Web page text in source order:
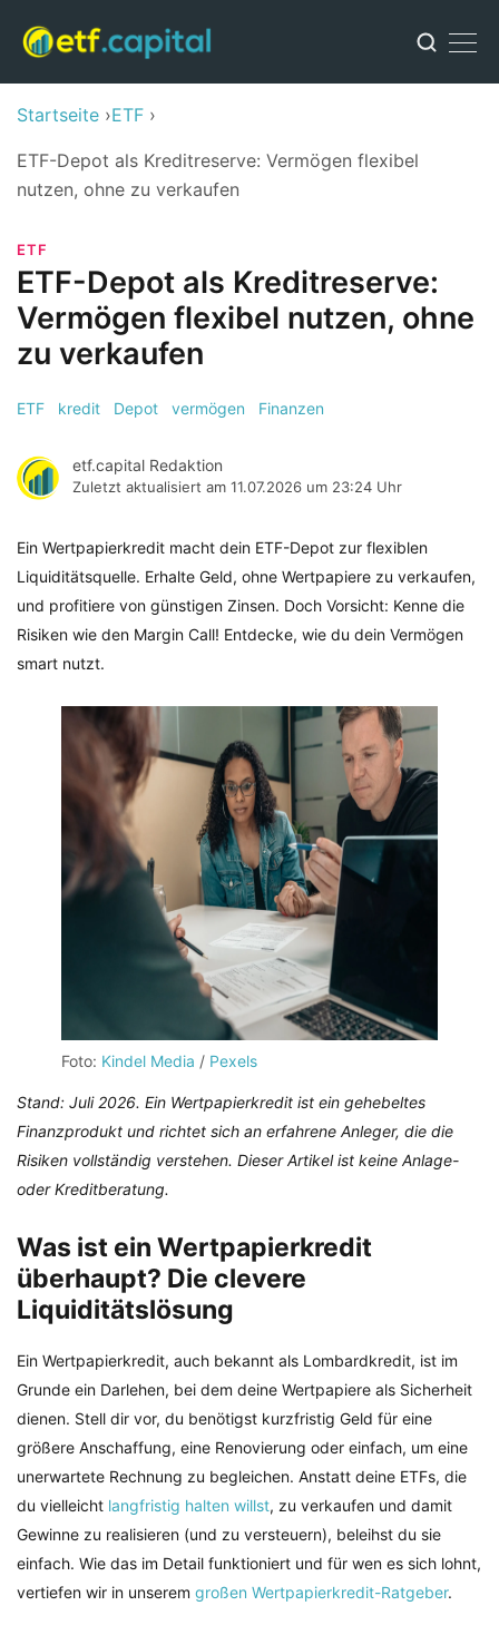
Startseite ETF
ETF-Depot als Kreditreserve: Vermögen flexibel
nutzen, ohne zu verkaufen
ETF
ETF-Depot als Kreditreserve:
Vermögen flexibel nutzen, ohne
zu verkaufen
ETF kredit Depot vermögen Finanzen
etf.capital Redaktion
Zuletzt aktualisiert am 11.07.2026 um 23:24 Uhr
Ein Wertpapierkredit macht dein ETF-Depot zur flexiblen
Liquiditätsquelle. Erhalte Geld, ohne Wertpapiere zu verkaufen,
und profitiere von günstigen Zinsen. Doch Vorsicht: Kenne die
Risiken wie den Margin Call! Entdecke, wie du dein Vermögen
smart nutzt.
Foto: Kindel Media / Pexels
Stand: Juli 2026. Ein Wertpapierkredit ist ein gehebeltes
Finanzprodukt und richtet sich an erfahrene Anleger, die die
Risiken vollständig verstehen. Dieser Artikel ist keine Anlage-
oder Kreditberatung.
Was ist ein Wertpapierkredit
überhaupt? Die clevere
Liquiditätslösung
Ein Wertpapierkredit, auch bekannt als Lombardkredit, ist im
Grunde ein Darlehen, bei dem deine Wertpapiere als Sicherheit
dienen. Stell dir vor, du benötigst kurzfristig Geld für eine
größere Anschaffung, eine Renovierung oder einfach, um eine
unerwartete Rechnung zu begleichen. Anstatt deine ETFs, die
du vielleicht langfristig halten willst, zu verkaufen und damit
Gewinne zu realisieren (und zu versteuern), beleihst du sie
einfach. Wie das im Detail funktioniert und für wen es sich lohnt,
vertiefen wir in unserem großen Wertpapierkredit-Ratgeber.